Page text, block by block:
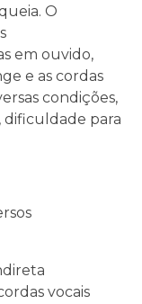
O
em ouvido,
e as cordas
condições,
para
vocais